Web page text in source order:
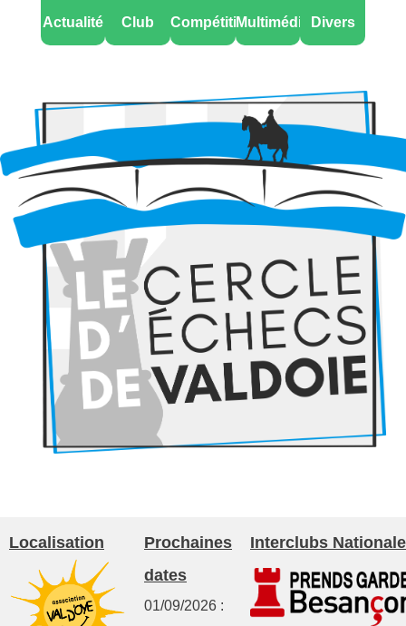
Actualité Club CompétitionsMultimédia Divers
Localisation
Prochaines
dates
01/09/2026 :
Interclubs